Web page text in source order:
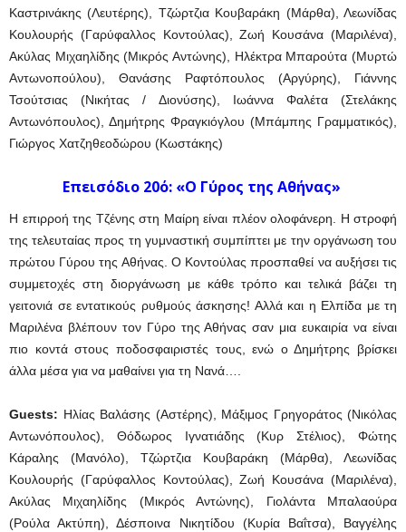
Καστρινάκης (Λευτέρης), Τζώρτζια Κουβαράκη (Μάρθα), Λεωνίδας
Κουλουρής (Γαρύφαλλος Κοντούλας), Ζωή Κουσάνα (Μαριλένα),
Ακύλας Μιχαηλίδης (Μικρός Αντώνης), Ηλέκτρα Μπαρούτα (Μυρτώ
Αντωνοπούλου), Θανάσης Ραφτόπουλος (Αργύρης), Γιάννης
Τσούτσιας (Νικήτας / Διονύσης), Ιωάννα Φαλέτα (Στελάκης
Αντωνόπουλος), Δημήτρης Φραγκιόγλου (Μπάμπης Γραμματικός),
Γιώργος Χατζηθεοδώρου (Κωστάκης)
Επεισόδιo 20ό: «Ο Γύρος της Αθήνας»
Η επιρροή της Τζένης στη Μαίρη είναι πλέον ολοφάνερη. Η στροφή
της τελευταίας προς τη γυμναστική συμπίπτει με την οργάνωση του
πρώτου Γύρου της Αθήνας. Ο Κοντούλας προσπαθεί να αυξήσει τις
συμμετοχές στη διοργάνωση με κάθε τρόπο και τελικά βάζει τη
γειτονιά σε εντατικούς ρυθμούς άσκησης! Αλλά και η Ελπίδα με τη
Μαριλένα βλέπουν τον Γύρο της Αθήνας σαν μια ευκαιρία να είναι
πιο κοντά στους ποδοσφαιριστές τους, ενώ ο Δημήτρης βρίσκει
άλλα μέσα για να μαθαίνει για τη Νανά….
Guests: Ηλίας Βαλάσης (Αστέρης), Μάξιμος Γρηγοράτος (Νικόλας
Αντωνόπουλος), Θόδωρος Ιγνατιάδης (Κυρ Στέλιος), Φώτης
Κάραλης (Μανόλο), Τζώρτζια Κουβαράκη (Μάρθα), Λεωνίδας
Κουλουρής (Γαρύφαλλος Κοντούλας), Ζωή Κουσάνα (Μαριλένα),
Ακύλας Μιχαηλίδης (Μικρός Αντώνης), Γιολάντα Μπαλαούρα
(Ρούλα Ακτύπη), Δέσποινα Νικητίδου (Κυρία Βαΐτσα), Βαγγέλης